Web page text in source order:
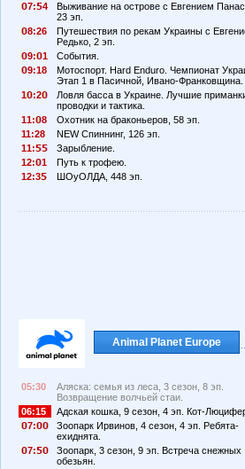
7:
4
Выживание на острове с Евгением
23 эп.
8:26
Путешествия по рекам Украины с
Редько, 2 эп.
9:
1
События.
9:18
Мотоспорт. Hard Enduro. Чемпионат
Этап 1 в Пасичной, Ивано-Франковщина.
1
:2
Ловля басса в Украине. Лучшие
проводки и тактика.
11:
8
Охотник на браконьеров, 58 эп.
11:28
NEW Спиннинг, 126 эп.
11:
Зарыбление.
12:
1
Путь к трофею.
12:3
ШОуОЛДА, 448 эп.
Animal Planet Europe
05:30
Аляска: семья из леса, 3 сезон, 8 эп.
Возвращение волчьей стаи.
06:15
Адская кошка, 9 сезон, 4 эп. Кот-
7:
Зоопарк Ирвинов, 4 сезон, 4 эп. Ребята-
ехиднята.
7:
Зоопарк, 3 сезон, 9 эп. Встреча снежных
обезьян.